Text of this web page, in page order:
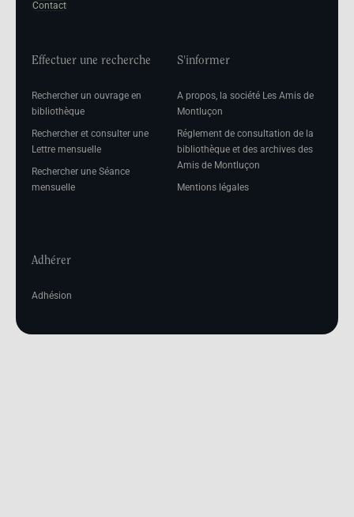
Contact
Effectuer une recherche
Rechercher un ouvrage en
bibliothèque
Rechercher et consulter une
Lettre mensuelle
Rechercher une Séance
mensuelle
S'informer
A propos, la société Les Amis de
Montluçon
Réglement de consultation de la
bibliothèque et des archives des
Amis de Montluçon
Mentions légales
Adhérer
Adhésion